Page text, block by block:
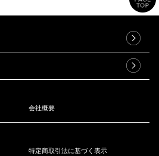
会社概要
特定商取引法に基づく表示